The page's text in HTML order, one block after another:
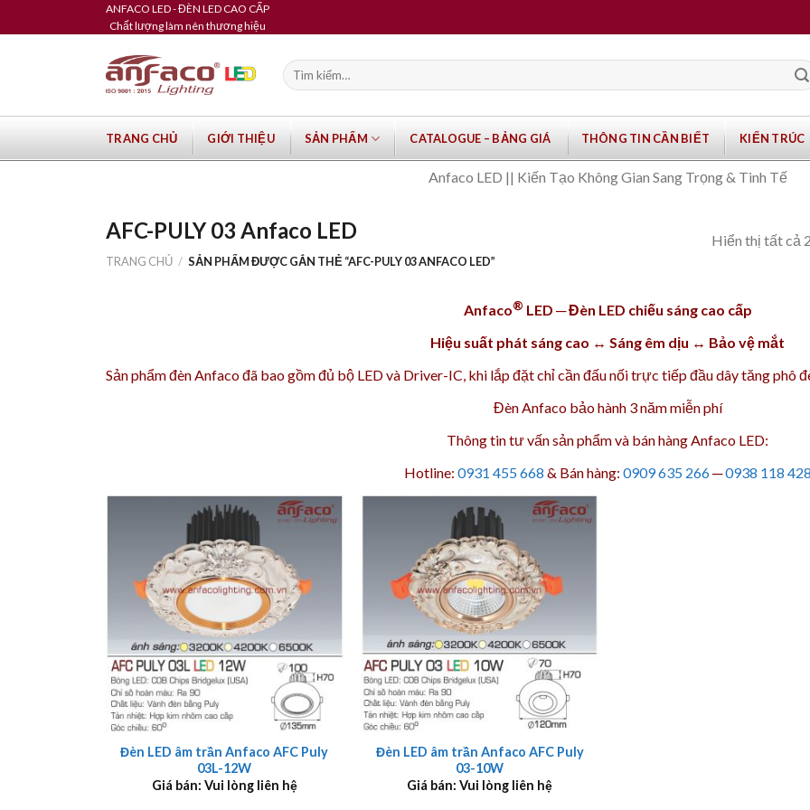
to
ANFACO LED - ĐÈN LED CAO CẤP
Chất lượng làm nên thương hiệu
Tìm
kiếm:
TRANG CHỦ GIỚI THIỆU SẢN PHẨM CATALOGUE – BẢNG GIÁ THÔNG TIN CẦN BIẾT KIẾN TRÚC
Anfaco LED || Kiến Tạo Không Gian Sang Trọng & Tinh Tế
AFC-PULY 03 Anfaco LED
TRANG CHỦ / SẢN PHẨM ĐƯỢC GẮN THẺ “AFC-PULY 03 ANFACO LED”
Hiển thị tất cả
Anfaco® LED ─ Đèn LED chiếu sáng cao cấp
Hiệu suất phát sáng cao ↔ Sáng êm dịu ↔ Bảo vệ mắt
Sản phẩmđèn Anfacođã bao gồm đủ bộ LED và Driver-IC, khi lắp đặt chỉ cần đấu nối trực tiếp đầu dây tăng phô
Đèn Anfaco bảo hành 3 nămmiễn phí
Thông tin tư vấn sản phẩm và bán hàng Anfaco LED:
Hotline: 0931 455 668 & Bán hàng: 0909 635 266─0938 118
+
Đèn LED âm trần Anfaco AFC Puly
03L-12W
Giá bán: Vui lòng liên hệ
+
Đèn LED âm trần Anfaco AFC Puly
03-10W
Giá bán: Vui lòng liên hệ